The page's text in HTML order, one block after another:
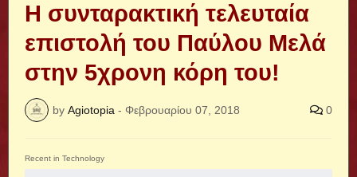
Η συνταρακτική τελευταία
επιστολή του Παύλου Μελά
στην 5χρονη κόρη του!
by Agiotopia - Φεβρουαρίου 07, 2018 0
Recent in Technology